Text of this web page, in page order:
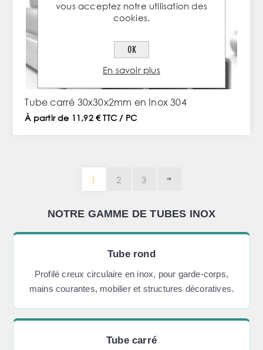
Tube carré 30x30x2mm en Inox 304
À partir de 11,92 € TTC / PC
1 2 3
NOTRE GAMME DE TUBES INOX
Tube rond
Profilé creux circulaire en inox, pour garde-corps,
mains courantes, mobilier et structures décoratives.
Tube carré
vous acceptez notre utilisation des
cookies.
OK
En savoir plus